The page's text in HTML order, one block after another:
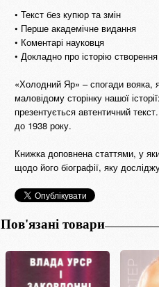
• Текст без купюр та змін
• Перше академічне видання
• Коментарі науковця
• Докладно про історію створення
«Холодний Яр» – спогади вояка,
маловідому сторінку нашої
презентується автентичний
до 1938 року.
Книжка доповнена статтями, у
щодо його біографії, яку
Пов'язані товари